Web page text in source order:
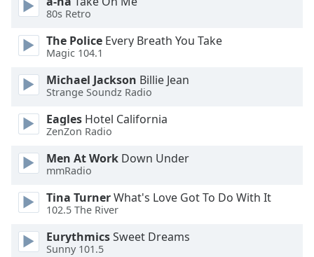
dialog
Escape
window.
80s Retro
The Police Every Breath You Take
Magic 104.1
Michael Jackson Billie Jean
Strange Soundz Radio
Eagles Hotel California
ZenZon Radio
Men At Work Down Under
mmRadio
Tina TurnerWhat's Love Got To Do With It
102.5 The River
EurythmicsSweet Dreams
Sunny 101.5